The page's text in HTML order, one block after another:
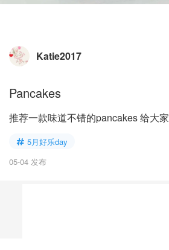
Katie2017
Pancakes
推荐一款味道不错的pancakes 给大家
5月好乐day
05-04 发布